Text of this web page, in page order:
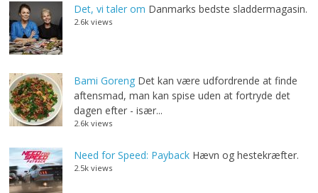
Det, vi taler om Danmarks bedste sladdermagasin.
2.6k views
Bami Goreng Det kan være udfordrende at finde
aftensmad, man kan spise uden at fortryde det
dagen efter - især...
2.6k views
Need for Speed: Payback Hævn og hestekræfter.
2.5k views